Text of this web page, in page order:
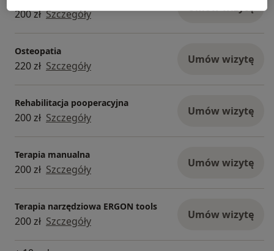
200 zł Szczegóły Umów wizytę
Osteopatia
220 zł Szczegóły Umów wizytę
Rehabilitacja pooperacyjna
200 zł Szczegóły Umów wizytę
Terapia manualna
200 zł Szczegóły Umów wizytę
Terapia narzędziowa ERGON tools
200 zł Szczegóły Umów wizytę